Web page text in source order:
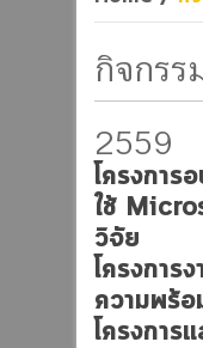
กิจกรร
2559
โครงการ
ใช้
วิจัย
โครงการ
ความพร้อ
โครงการ